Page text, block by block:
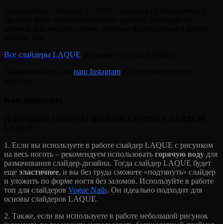
Все слайдеры LAQUE
наш Instagram
1. Если вы используете в работе слайдер LAQUE с рисунком
на весь ноготь – рекомендуем использовать горячую воду для
размачивания слайдер-дизайна. Тогда слайдер LAQUE будет
еще эластичнее, и вы без труда сможете «подтянуть» слайдер
и уложить по форме ногтя без заломов. Используйте в работе
топ для слайдеров Vogue Nails. Он идеально подходит для
основы слайдеров LAQUE.
2. Также, если вы используете в работе небольшой рисунок